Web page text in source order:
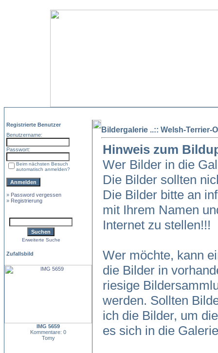
Registrierte Benutzer
Benutzername:
Passwort:
Beim nächsten Besuch
automatisch anmelden?
» Password vergessen
» Registrierung
Erweiterte Suche
Zufallsbild
IMG 5659
Kommentare: 0
Tomy
Bildergalerie ..:: Welsh-Terrier-
Hinweis zum
Wer Bilder in die
Die Bilder sollten
Die Bilder bitte an
mit Ihrem Namen
Internet zu stellen!!!
Wer möchte, kann
die Bilder in
riesige
werden. Sollten
ich die Bilder, um
es sich in die